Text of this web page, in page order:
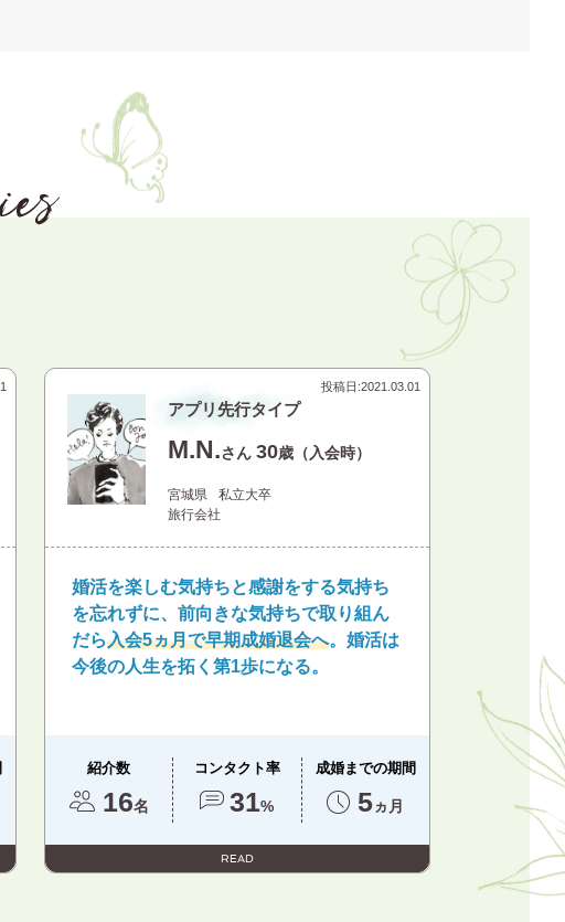
投稿日:2021.03.01
アプリ先行タイプ
M.N.さん 30歳（入会時）
宮城県
私立大卒
旅行会社
婚活を楽しむ気持ちと感謝をする気持ち
を忘れずに、前向きな気持ちで取り組ん
だら入会5ヵ月で早期成婚退会へ。婚活は
今後の人生を拓く第1歩になる。
紹介数
16名
コンタクト率
31%
成婚までの期間
5ヵ月
READ